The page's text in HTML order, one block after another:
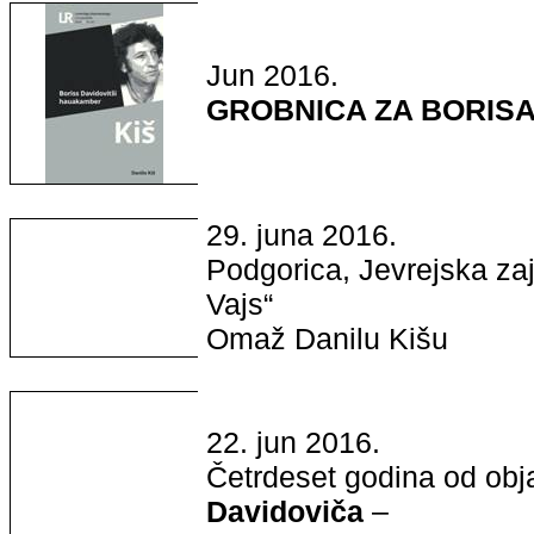
Jun 2016.
GROBNICA ZA
29. juna 2016.
Podgorica, Jevrejska
Vajs“
Omaž Danilu Kišu
22. jun 2016.
Četrdeset godina od
Davidoviča –